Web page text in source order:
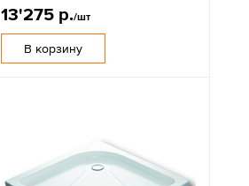
13'275 р./шт
В корзину